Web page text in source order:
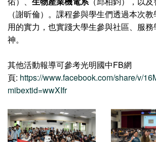
（謝昕倫）。課程參與學生們透過本次
用的實力，也實踐大學生參與社區、服
神。
其他活動報導可參考光明國中FB網
頁: https://www.facebook.com/share/v/
mibextid=wwXIfr